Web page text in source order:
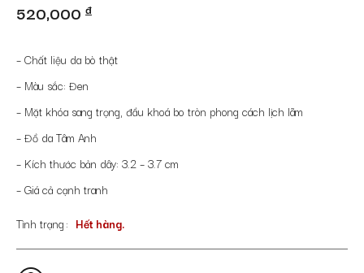
520,000 đ
– Chất liệu da bò thật
– Màu sắc: Đen
– Mặt khóa sang trọng, đầu khoá bo tròn phong cách lịch lãm
– Đồ da Tâm Anh
– Kích thước bản dây: 3.2 – 3.7 cm
– Giá cả cạnh tranh
Tình trạng
Hết hàng.